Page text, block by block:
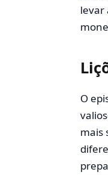
levar
O
mais